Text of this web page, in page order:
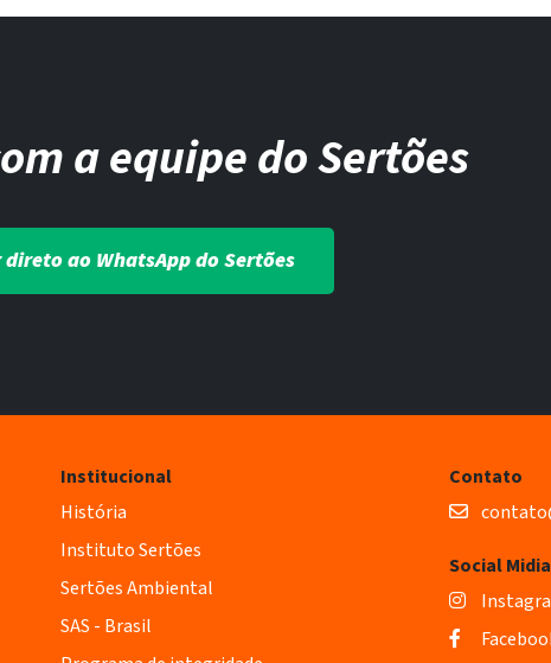
a equipe do Sertões
ao WhatsApp do Sertões
Institucional
História
Instituto Sertões
Sertões Ambiental
SAS - Brasil
Contato
Social Midia